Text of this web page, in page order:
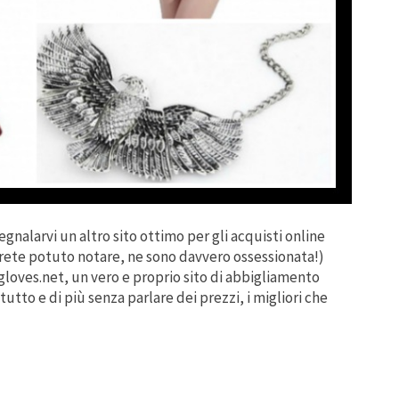
un altro sito ottimo per gli acquisti online
potuto notare, ne sono davvero ossessionata!)
un vero e proprio sito di abbigliamento
e di più senza parlare dei prezzi, i migliori che